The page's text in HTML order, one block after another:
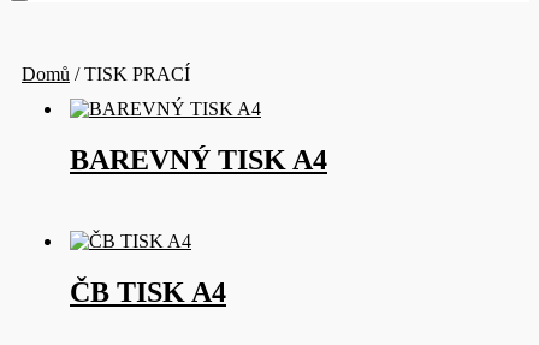
Domů / TISK PRACÍ
BAREVNÝ TISK A4
ČB TISK A4